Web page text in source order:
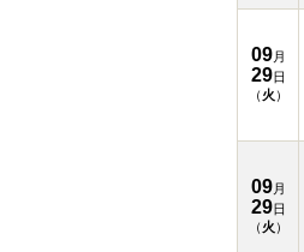
09月
29日
（火）
09月
29日
（ 火 ）